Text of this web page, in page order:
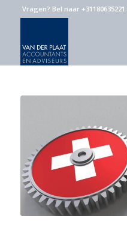
Vragen? Bel naar +31180635221